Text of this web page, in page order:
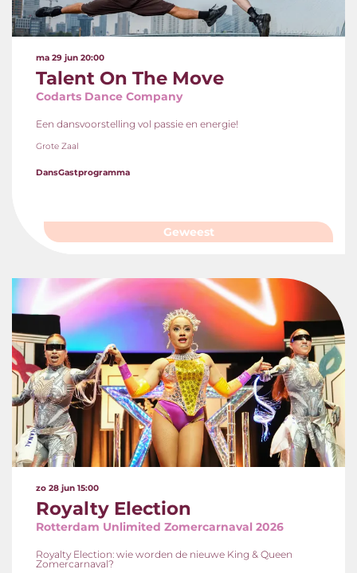
Talent On The Move
Codarts Dance Company
ma 29 jun 20:00
Een dansvoorstelling vol passie en energie!
Grote Zaal
DansGastprogramma
Geweest
Royalty Election
Rotterdam Unlimited Zomercarnaval 2026
zo 28 jun 15:00
Royalty Election: wie worden de nieuwe King & Queen
Zomercarnaval?